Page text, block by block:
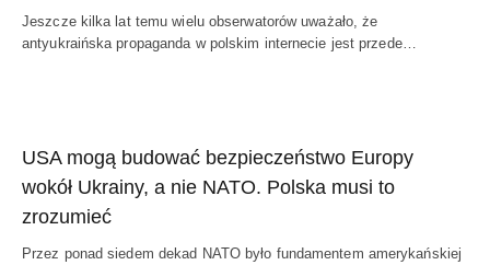
Jeszcze kilka lat temu wielu obserwatorów uważało, że
antyukraińska propaganda w polskim internecie jest przede…
USA mogą budować bezpieczeństwo Europy
wokół Ukrainy, a nie NATO. Polska musi to
zrozumieć
Przez ponad siedem dekad NATO było fundamentem amerykańskiej